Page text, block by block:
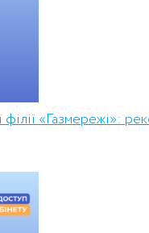
«Газмережі»: